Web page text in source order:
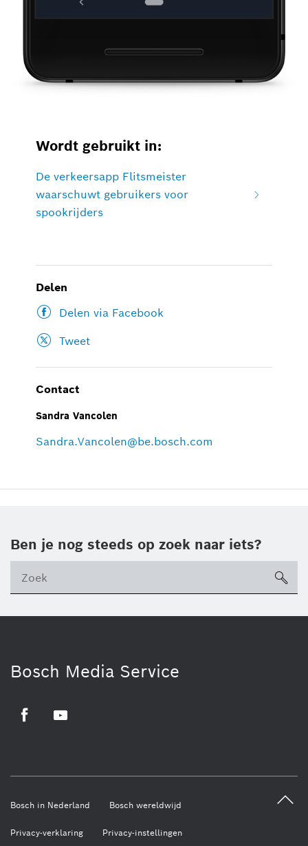
Wordt gebruikt in:
De verkeersapp Flitsmeister
waarschuwt gebruikers voor
spookrijders
Delen
Delen via Facebook
Tweet
Contact
Sandra Vancolen
Sandra.Vancolen@be.bosch.com
Ben je nog steeds op zoek naar iets?
Bosch Media Service
Bosch in Nederland Bosch wereldwijd
Privacy-verklaring Privacy-instellingen